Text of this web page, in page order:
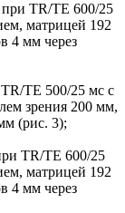
TR/TE 600/25
матрицей 192
4 мм через
TE 500/25 мс с
зрения 200 мм,
(рис. 3);
TR/TE 600/25
матрицей 192
4 мм через